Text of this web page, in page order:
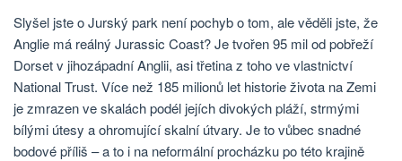
Slyšel jste o Jurský park není pochyb o tom, ale věděli jste, že
Anglie má reálný Jurassic Coast? Je tvořen 95 mil od pobřeží
Dorset v jihozápadní Anglii, asi třetina z toho ve vlastnictví
National Trust. Více než 185 milionů let historie života na Zemi
je zmrazen ve skalách podél jejích divokých pláží, strmými
bílými útesy a ohromující skalní útvary. Je to vůbec snadné
bodové příliš – a to i na neformální procházku po této krajině